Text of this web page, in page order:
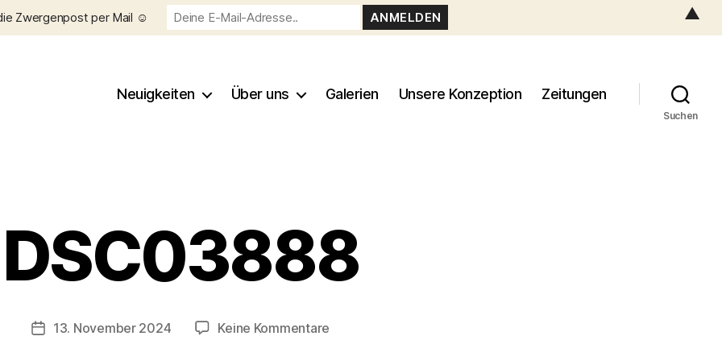
Neuigkeiten Über uns Galerien Unsere Konzeption Zeitungen
Suchen
DSC03888
Beitragsautor
V
o
n
ri
Veröffentlichungsdatum
13. November 2024 Keine Kommentare
Zwergenpost per Mail ☺️ ▲